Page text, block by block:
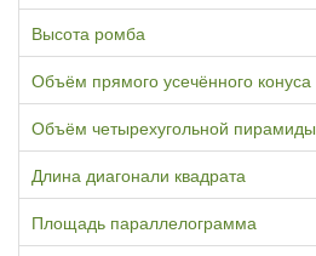
Высота ромба
Объём прямого усечённого конуса
Объём четырехугольной пирамиды
Длина диагонали квадрата
Площадь параллелограмма